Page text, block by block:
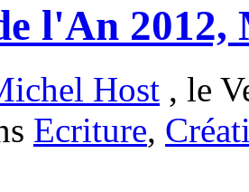
l'An 2012,
Host , le
Ecriture,